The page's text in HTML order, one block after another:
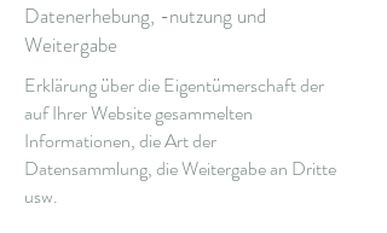
Datenerhebung, -nutzung und
Weitergabe
Erklärung über die Eigentümerschaft der
auf Ihrer Website gesammelten
Informationen, die Art der
Datensammlung, die Weitergabe an Dritte
usw.